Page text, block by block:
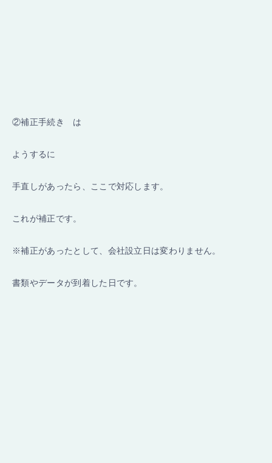
②補正手続き は
ようするに
手直しがあったら、ここで対応します。
これが補正です。
※補正があったとして、会社設立日は変わりません。
書類やデータが到着した日です。